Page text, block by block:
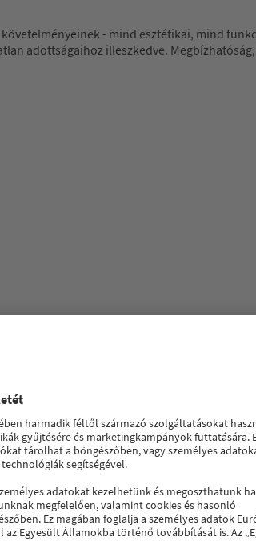
- mind esztétikai, mind
adottságaihoz illeszkedve. Megbízhatóság,
82 műanyag bejárati ajtó profil